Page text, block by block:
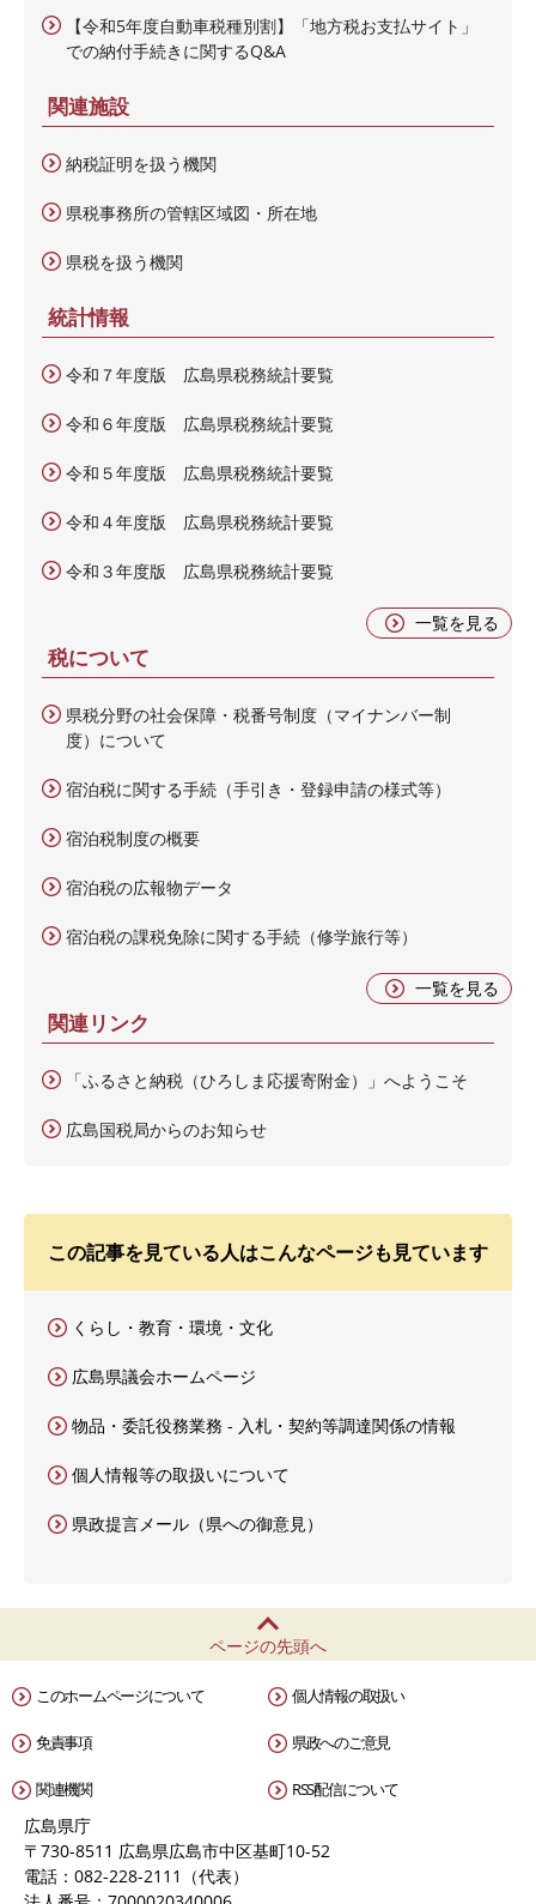
【令和5年度自動車税種別割】「地方税お支払サイト」
での納付手続きに関するQ&A
関連施設
納税証明を扱う機関
県税事務所の管轄区域図・所在地
県税を扱う機関
統計情報
令和７年度版 広島県税務統計要覧
令和６年度版 広島県税務統計要覧
令和５年度版 広島県税務統計要覧
令和４年度版 広島県税務統計要覧
令和３年度版 広島県税務統計要覧
一覧を見る
税について
県税分野の社会保障・税番号制度（マイナンバー制
度）について
宿泊税に関する手続（手引き・登録申請の様式等）
宿泊税制度の概要
宿泊税の広報物データ
宿泊税の課税免除に関する手続（修学旅行等）
一覧を見る
関連リンク
「ふるさと納税（ひろしま応援寄附金）」へようこそ
広島国税局からのお知らせ
この記事を見ている人はこんなページも見ています
くらし・教育・環境・文化
広島県議会ホームページ
物品・委託役務業務 - 入札・契約等調達関係の情報
個人情報等の取扱いについて
県政提言メール（県への御意見）
ページの先頭へ
このホームページについて 個人情報の取扱い
免責事項 県政へのご意見
関連機関 RSS配信について
広島県庁
〒730-8511 広島県広島市中区基町10-52
電話：082-228-2111（代表）